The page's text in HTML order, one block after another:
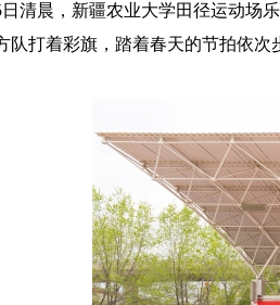
晨，新疆农业大学田径运动场乐
打着彩旗，踏着春天的节拍依次